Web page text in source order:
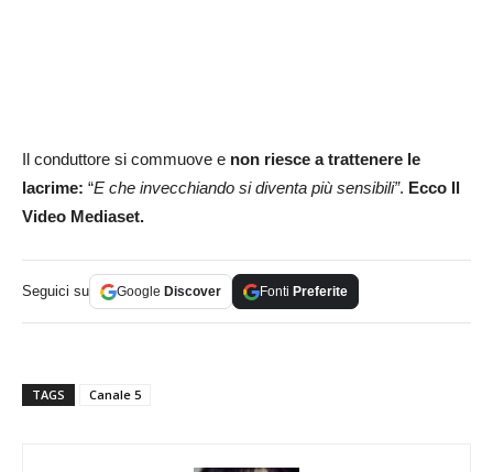
Il conduttore si commuove e non riesce a trattenere le
lacrime: “E che invecchiando si diventa più sensibili”. Ecco Il
Video Mediaset.
Seguici su Google Discover Fonti Preferite
TAGS Canale 5